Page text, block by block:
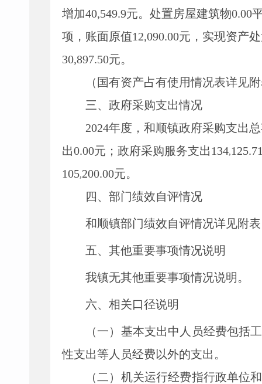
增加40,549.9元。处置房屋建筑物0.00
项，账面原值12,090.00元，实现资产
30,897.50元。
（ 国有资产占有使用情况表详见
三、政府采购支出情况
2024年度，和顺镇政府采购支出
出0.00元；政府采购服务支出134,
105,200.00元。
四、部门绩效自评情况
和顺镇部门绩效自评情况详见附
五、其他重要事项情况说明
我镇无其他重要事项情况说明。
六、相关口径说明
（一） 基本支出中人员经费包括
性支出等人员经费以外的支出。
（二） 机关运行经费指行政单位